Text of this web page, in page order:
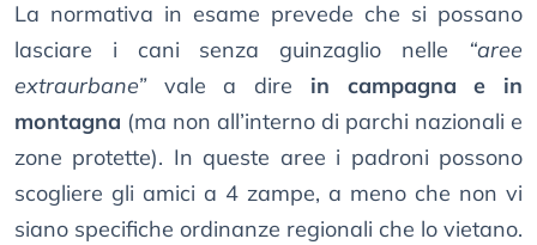
La normativa in esame prevede che si possano
lasciare i cani senza guinzaglio nelle “aree
extraurbane”vale a dire in campagna e in
montagna (ma non all’interno di parchi nazionali e
zone protette). In queste aree i padroni possono
scogliere gli amici a 4 zampe, a meno che non vi
siano specifiche ordinanze regionali che lo vietano.